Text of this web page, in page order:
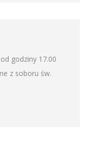
godziny 17.00
z soboru św.